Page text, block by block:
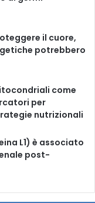
il cuore,
potrebbero
come
per
nutrizionali
L1) è associato
post-